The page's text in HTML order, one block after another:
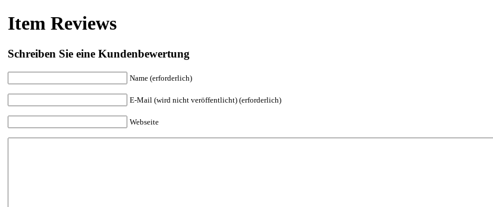
Item Reviews
Schreiben Sie eine Kundenbewertung
Name (erforderlich)
E-Mail (wird nicht veröffentlicht) (erforderlich)
Webseite